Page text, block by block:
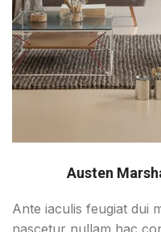
Austen
Ante iaculis feugiat dui